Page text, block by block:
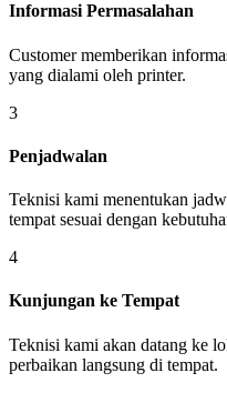
Informasi Permasalahan
Customer memberikan
yang dialami oleh printer.
3
Penjadwalan
Teknisi kami menentukan
tempat sesuai dengan
4
Kunjungan ke Tempat
Teknisi kami akan datang ke
perbaikan langsung di tempat.